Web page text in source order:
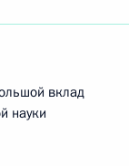
вклад
науки